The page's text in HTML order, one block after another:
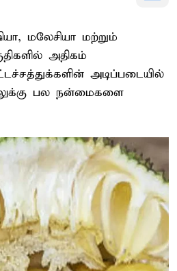
மலேசியா மற்றும்
அதிகம்
அடிப்படையில்
பல நன்மைகளை